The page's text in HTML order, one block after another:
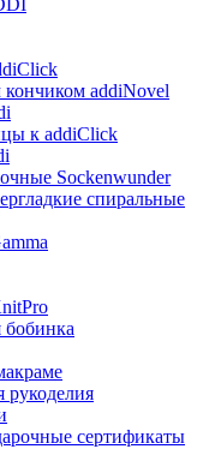
addiNovel
к addiClick
Sockenwunder
спиральные
бобинка
сертификаты